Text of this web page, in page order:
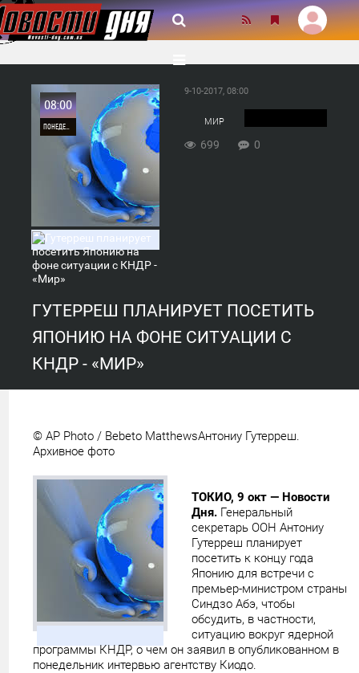
08:00
ПОНЕДЕЛЬНИК
9-10-2017, 08:00
МИР
699 0
ГУТЕРРЕШ ПЛАНИРУЕТ ПОСЕТИТЬ
ЯПОНИЮ НА ФОНЕ СИТУАЦИИ С
КНДР - «МИР»
© AP Photo / Bebeto MatthewsАнтониу Гутерреш.
Архивное фото
ТОКИО, 9 окт — Новости
Дня. Генеральный
секретарь ООН Антониу
Гутерреш планирует
посетить к концу года
Японию для встречи с
премьер-министром страны
Синдзо Абэ, чтобы
обсудить, в частности,
ситуацию вокруг ядерной
программы КНДР, о чем он заявил в опубликованном в
понедельник интервью агентству Киодо.